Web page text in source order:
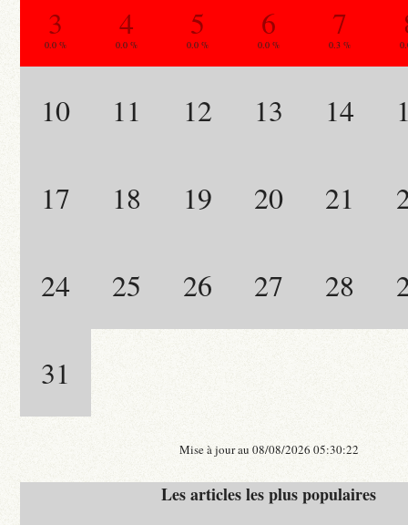
3
0.0 %
4
0.0 %
5
0.0 %
6
0.0 %
7
0.3 %
10 11 12 13 14
17 18 19 20 21
24 25 26 27 28
31
Mise à jour au 08/08/2026 05:30:22
Les articles les plus populaires